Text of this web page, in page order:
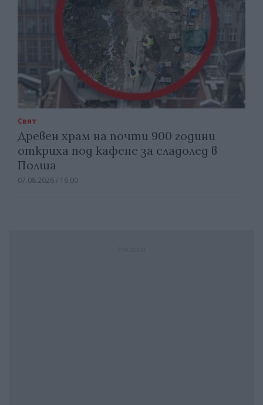
Свят
Древен храм на почти 900 години
откриха под кафене за сладолед в
Полша
07.08.2026 / 16:00